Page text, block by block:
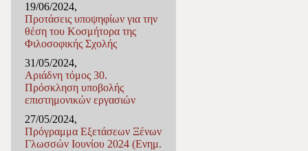
19/06/2024,
Προτάσεις υποψηφίων για την
θέση του Κοσμήτορα της
Φιλοσοφικής Σχολής
31/05/2024,
Αριάδνη τόμος 30.
Πρόσκληση υποβολής
επιστημονικών εργασιών
27/05/2024,
Πρόγραμμα Εξετάσεων Ξένων
Γλωσσών Ιουνίου 2024 (Ενημ.